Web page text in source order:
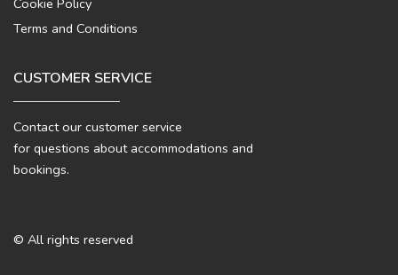
Cookie Policy
Terms and Conditions
CUSTOMER SERVICE
Contact our customer service
for questions about accommodations and
bookings.
© All rights reserved